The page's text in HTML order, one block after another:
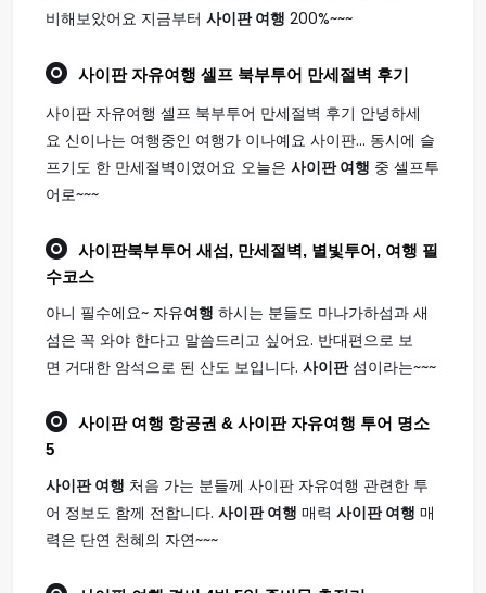
비해보았어요 지금부터 사이판 여행 200%~~~
사이판자유여행 셀프 북부투어 만세절벽 후기
사이판 자유여행 셀프 북부투어 만세절벽 후기 안녕하세
요 신이나는 여행중인 여행가 이나예요 사이판... 동시에 슬
프기도 한 만세절벽이였어요 오늘은 사이판 여행 중 셀프투
어로~~~
사이판북부투어 새섬, 만세절벽, 별빛투어, 여행 필
수코스
아니 필수에요~ 자유여행 하시는 분들도 마나가하섬과 새
섬은 꼭 와야 한다고 말씀드리고 싶어요. 반대편으로 보
면 거대한 암석으로 된 산도 보입니다. 사이판섬이라는~~~
사이판 여행 항공권 & 사이판 자유여행 투어 명소
5
사이판 여행 처음 가는 분들께 사이판 자유여행 관련한 투
어 정보도 함께 전합니다. 사이판 여행 매력 사이판 여행 매
력은 단연 천혜의 자연~~~